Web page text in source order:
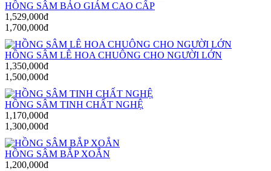
HỒNG SÂM BẢO GIÁM CAO CẤP
1,529,000đ
1,700,000đ
HỒNG SÂM LÊ HOA CHUÔNG CHO NGƯỜI LỚN
1,350,000đ
1,500,000đ
HỒNG SÂM TINH CHẤT NGHỆ
1,170,000đ
1,300,000đ
HỒNG SÂM BẮP XOẮN
1,200,000đ